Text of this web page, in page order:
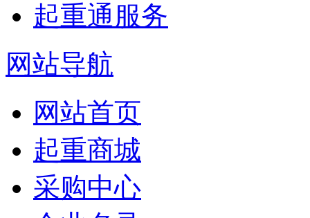
起重通服务
网站导航
网站首页
起重商城
采购中心